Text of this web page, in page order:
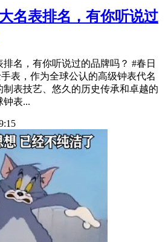
名表排名，有你听说过
名，有你听说过的品牌吗？ #春日
表，作为全球公认的高级钟表代名
制表技艺、悠久的历史传承和卓越的
钟表...